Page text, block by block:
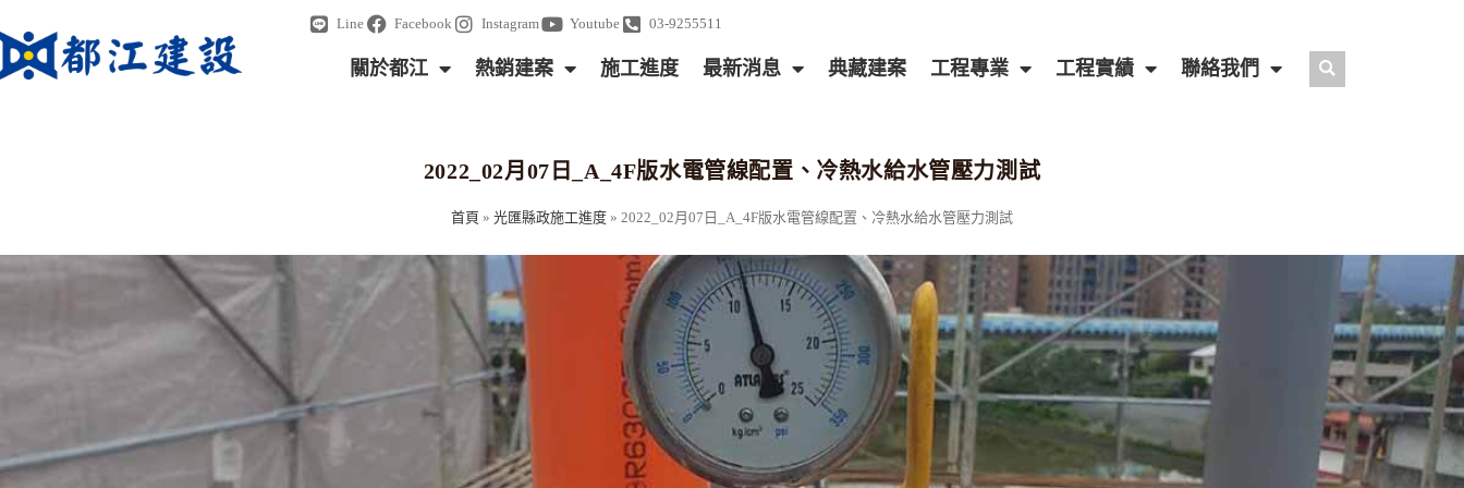
Line Facebook Instagram Youtube 03-9255511
關於都江 熱銷建案 施工進度 最新消息 典藏建案 工程專業 工程實績 聯絡我們
2022_02月07日_A_4F版水電管線配置、冷熱水給水管壓力測試
首頁 » 光匯縣政施工進度 » 2022_02月07日_A_4F版水電管線配置、冷熱水給水管壓力測試